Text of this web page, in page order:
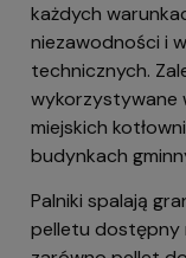
każdych
niezawodności i
technicznych.
wykorzystywane
miejskich
budynkach
Palniki spalają
pelletu dostępny